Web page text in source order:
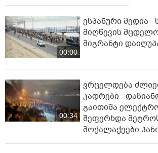
00:00
ესპანური მედია -
მიღწევის
მიგრანტი
00:34
ვრცელდება
კადრები -
გაითიშა
შეფერხდა
მოქალაქეები